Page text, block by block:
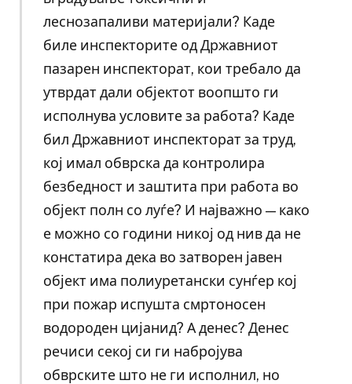
леснозапаливи материјали? Каде
биле инспекторите од Државниот
пазарен инспекторат, кои требало да
утврдат дали објектот воопшто ги
исполнува условите за работа? Каде
бил Државниот инспекторат за труд,
кој имал обврска да контролира
безбедност и заштита при работа во
објект полн со луѓе? И најважно — како
е можно со години никој од нив да не
констатира дека во затворен јавен
објект има полиуретански сунѓер кој
при пожар испушта смртоносен
водороден цијанид? А денес? Денес
речиси секој си ги набројува
обврските што не ги исполнил, но